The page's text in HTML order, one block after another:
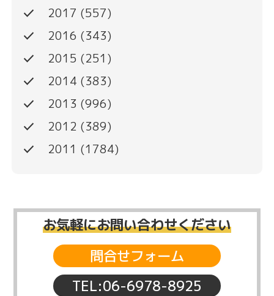
done 2017 (557)
done 2016 (343)
done 2015 (251)
done 2014 (383)
done 2013 (996)
done 2012 (389)
done 2011 (1784)
お気軽にお問い合わせください
TEL:06-6978-8925
問合せフォーム